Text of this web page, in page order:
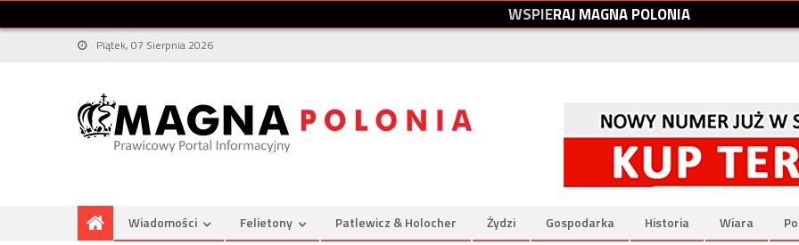
WSPIERAJMAGNAPOLONIA
Piątek, 07 Sierpnia 2026
Wiadomości Felietony Patlewicz & Holocher Żydzi Gospodarka Historia Wiara